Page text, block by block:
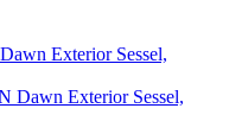
Dawn Exterior Sessel,